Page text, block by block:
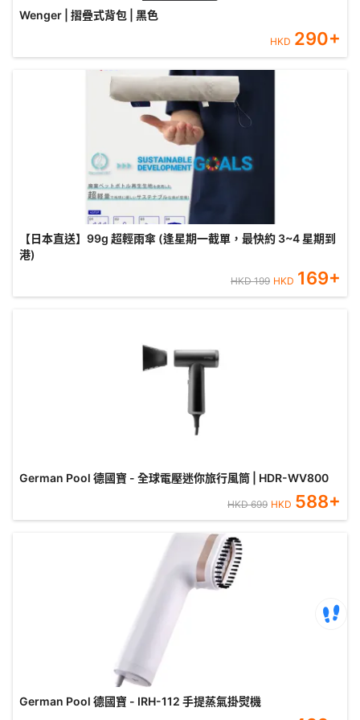
Wenger | 摺疊式背包 | 黑色
HKD 290+
【日本直送】99g 超輕雨傘 (逢星期一截單，最快約 3~4 星期到
港)
HKD199 HKD 169+
German Pool 德國寶 - 全球電壓迷你旅行風筒 | HDR-WV800
HKD699 HKD 588+
German Pool 德國寶 - IRH-112 手提蒸氣掛熨機